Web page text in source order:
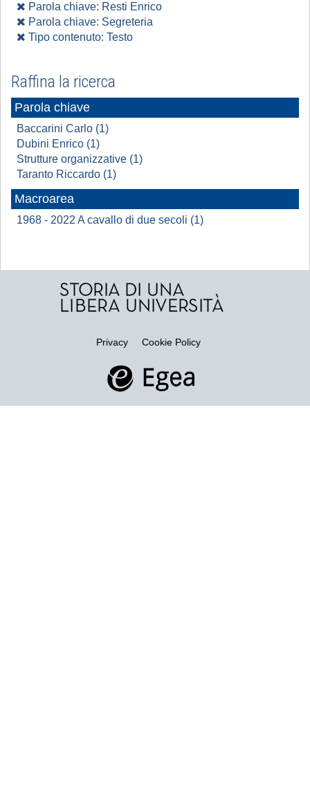
Parola chiave: Resti Enrico
Parola chiave: Segreteria
Tipo contenuto: Testo
Raffina la ricerca
Parola chiave
Baccarini Carlo (1)
Dubini Enrico (1)
Strutture organizzative (1)
Taranto Riccardo (1)
Macroarea
1968 - 2022 A cavallo di due secoli (1)
Privacy Cookie Policy